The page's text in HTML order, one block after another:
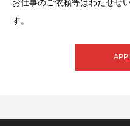
お仕事のご依頼等はわたせせ
す。